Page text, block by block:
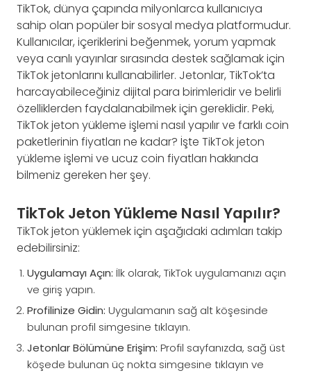
TikTok, dünya çapında milyonlarca kullanıcıya
sahip olan popüler bir sosyal medya platformudur.
Kullanıcılar, içeriklerini beğenmek, yorum yapmak
veya canlı yayınlar sırasında destek sağlamak için
TikTok jetonlarını kullanabilirler. Jetonlar, TikTok’ta
harcayabileceğiniz dijital para birimleridir ve belirli
özelliklerden faydalanabilmek için gereklidir. Peki,
TikTok jeton yükleme işlemi nasıl yapılır ve farklı coin
paketlerinin fiyatları ne kadar? İşte TikTok jeton
yükleme işlemi ve ucuz coin fiyatları hakkında
bilmeniz gereken her şey.
TikTok Jeton Yükleme Nasıl Yapılır?
TikTok jeton yüklemek için aşağıdaki adımları takip
edebilirsiniz:
Uygulamayı Açın: İlk olarak, TikTok uygulamanızı açın
ve giriş yapın.
Profilinize Gidin: Uygulamanın sağ alt köşesinde
bulunan profil simgesine tıklayın.
Jetonlar Bölümüne Erişim: Profil sayfanızda, sağ üst
köşede bulunan üç nokta simgesine tıklayın ve